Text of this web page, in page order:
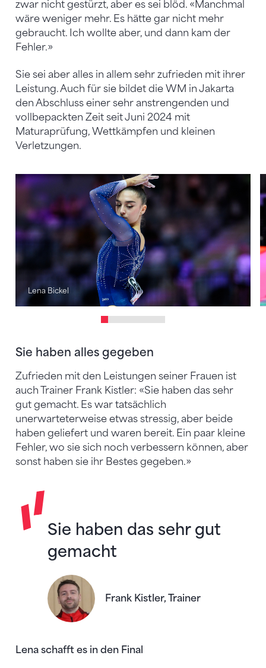
zwar nicht gestürzt, aber es sei blöd. «Manchmal
wäre weniger mehr. Es hätte gar nicht mehr
gebraucht. Ich wollte aber, und dann kam der
Fehler.»
Sie sei aber alles in allem sehr zufrieden mit ihrer
Leistung. Auch für sie bildet die WM in Jakarta
den Abschluss einer sehr anstrengenden und
vollbepackten Zeit seit Juni 2024 mit
Maturaprüfung, Wettkämpfen und kleinen
Verletzungen.
Lena Bickel
Sie haben alles gegeben
Zufrieden mit den Leistungen seiner Frauen ist
auch Trainer Frank Kistler: «Sie haben das sehr
gut gemacht. Es war tatsächlich
unerwarteterweise etwas stressig, aber beide
haben geliefert und waren bereit. Ein paar kleine
Fehler, wo sie sich noch verbessern können, aber
sonst haben sie ihr Bestes gegeben.»
Frank Kistler, Trainer
Sie haben das sehr gut
gemacht
Lena schafft es in den Final